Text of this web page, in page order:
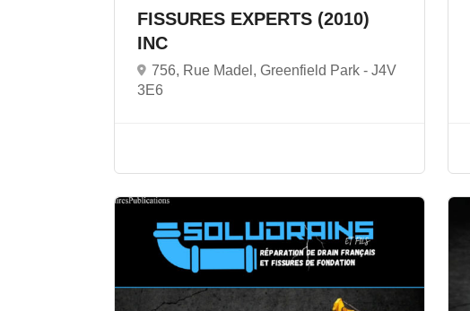
FISSURES EXPERTS (2010)
INC
756, Rue Madel, Greenfield Park - J4V
3E6